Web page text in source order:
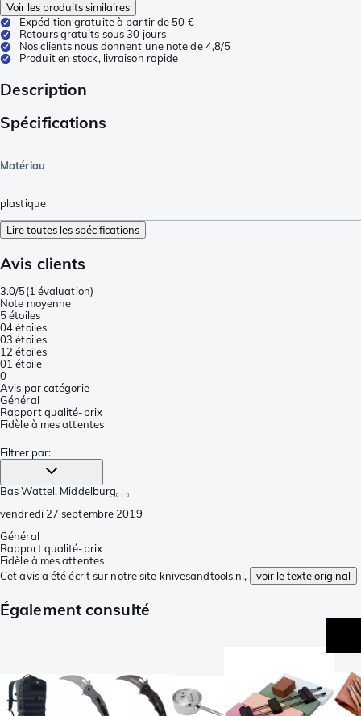
Voir les produits similaires
Expédition gratuite à partir de 50 €
Retours gratuits sous 30 jours
Nos clients nous donnent une note de 4,8/5
Produit en stock, livraison rapide
Description
Spécifications
Matériau
plastique
Lire toutes les spécifications
Avis clients
3.0/5(1 évaluation)
Note moyenne
5 étoiles
04 étoiles
03 étoiles
1 2 étoiles
01 étoile
0
Avis par catégorie
Général
Rapport qualité-prix
Fidèle à mes attentes
Filtrer par:
Bas Wattel, Middelburg
vendredi 27 septembre 2019
Général
Rapport qualité-prix
Fidèle à mes attentes
Cet avis a été écrit sur notre site knivesandtools.nl,
voir le texte original
Également consulté